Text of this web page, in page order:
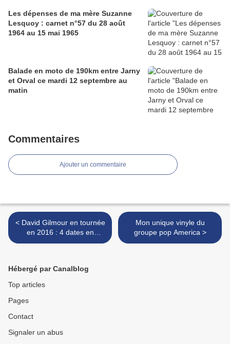
Les dépenses de ma mère Suzanne
Lesquoy : carnet n°57 du 28 août
1964 au 15 mai 1965
Balade en moto de 190km entre Jarny
et Orval ce mardi 12 septembre au
matin
Commentaires
Ajouter un commentaire
< David Gilmour en tournée
en 2016 : 4 dates en
France!
Mon unique vinyle du
groupe pop America >
Hébergé par Canalblog
Top articles
Pages
Contact
Signaler un abus